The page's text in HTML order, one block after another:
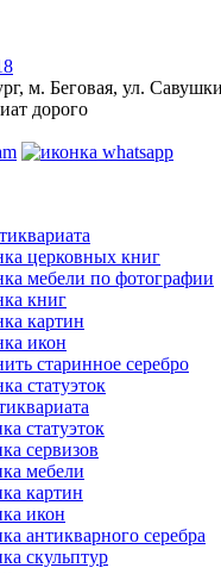
м. Беговая, ул.
дорого
церковных книг
мебели по фотографии
книг
картин
икон
старинное серебро
статуэток
статуэток
сервизов
мебели
картин
икон
антикварного серебра
скульптур